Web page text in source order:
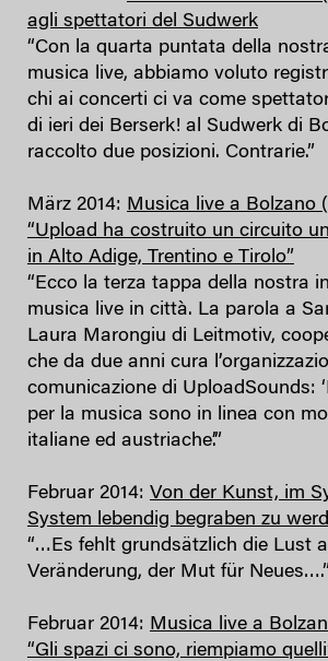
agli spettatori del Sudwerk
“Con la quarta puntata della
musica live, abbiamo voluto
chi ai concerti ci va come
di ieri dei Berserk! al Sudwerk di
raccolto due posizioni. Contrarie.”
März 2014: Musica live a Bolzano
“Upload ha costruito un circuito
in Alto Adige, Trentino e Tirolo”
“Ecco la terza tappa della nostra
musica live in città. La parola a
Laura Marongiu di Leitmotiv,
che da due anni cura
comunicazione di UploadSounds:
per la musica sono in linea con
italiane ed austriache’.”
Februar 2014: Von der Kunst, im
System lebendig begraben zu
“…Es fehlt grundsätzlich die Lust
Veränderung, der Mut für Neues….”
Februar 2014: Musica live a
“Gli spazi ci sono, riempiamo